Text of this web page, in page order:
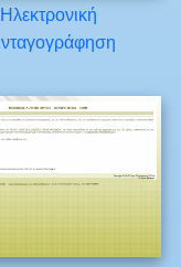
Ηλεκτρονική